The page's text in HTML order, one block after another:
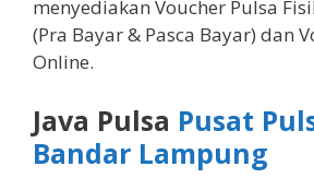
menyediakan Voucher Pulsa
(Pra Bayar & Pasca Bayar) dan
Online.
Java Pulsa Pusat
Bandar Lampung